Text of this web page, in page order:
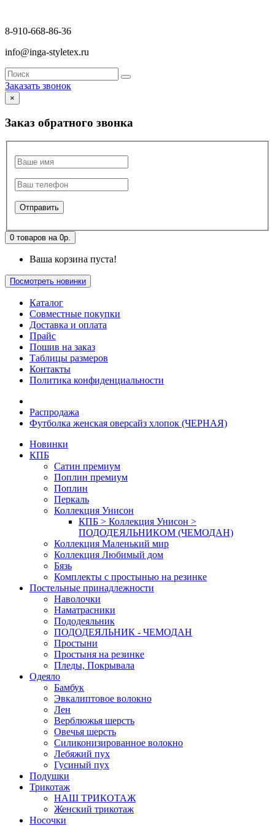
8-910-668-86-36
info@inga-styletex.ru
Заказать звонок
×
Заказ обратного звонка
0 товаров на 0р.
Ваша корзина пуста!
Посмотреть новинки
Каталог
Совместные покупки
Доставка и оплата
Прайс
Пошив на заказ
Таблицы размеров
Контакты
Политика конфиденциальности
Распродажа
Футболка женская оверсайз хлопок (ЧЕРНАЯ)
Новинки
КПБ
Сатин премиум
Поплин премиум
Поплин
Перкаль
Коллекция Унисон
КПБ > Коллекция Унисон >
ПОДОДЕЯЛЬНИКОМ (ЧЕМОДАН)
Коллекция Маленький мир
Коллекция Любимый дом
Бязь
Комплекты с простынью на резинке
Постельные принадлежности
Наволочки
Наматрасники
Пододеяльник
ПОДОДЕЯЛЬНИК - ЧЕМОДАН
Простыни
Простыня на резинке
Пледы, Покрывала
Одеяло
Бамбук
Эвкалиптовое волокно
Лен
Верблюжья шерсть
Овечья шерсть
Силиконизированное волокно
Лебяжий пух
Гусиный пух
Подушки
Трикотаж
НАШ ТРИКОТАЖ
Женский трикотаж
Носочки